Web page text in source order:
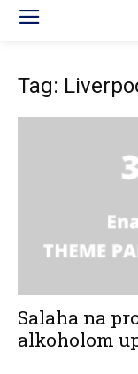
Tag:
Salaha na
alkoholom